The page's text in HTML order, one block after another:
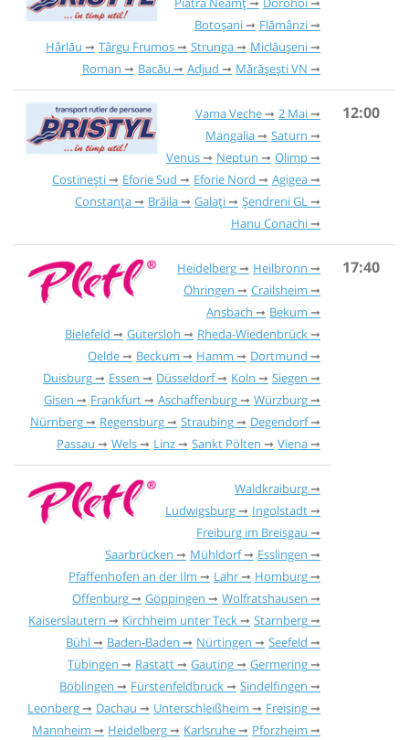
Botoșani
Flămânzi
Hârlău
Târgu Frumos Strunga
Miclăușeni
Roman
Bacău Adjud Mărășești VN
Vama Veche
2 Mai
Mangalia
Saturn
Venus
Neptun
Olimp
Costinești
Eforie Sud Eforie Nord
Agigea
Constanța
Brăila Galați
Șendreni GL
Hanu Conachi
12:00
Heidelberg
Heilbronn
Öhringen
Crailsheim
Ansbach
Bekum
Bielefeld
Gütersloh
Rheda-Wiedenbrück
Oelde
Beckum Hamm
Dortmund
Duisburg
Essen Düsseldorf Koln
Siegen
Gisen
Frankfurt Aschaffenburg
Würzburg
Nürnberg
Regensburg Straubing
Degendorf
Passau
Wels Linz Sankt Pölten Viena
17:40
Waldkraiburg
Ludwigsburg
Ingolstadt
Freiburg im Breisgau
Saarbrücken
Mühldorf
Esslingen
Pfaffenhofen an der Ilm
Lahr
Homburg
Offenburg
Göppingen
Wolfratshausen
Kaiserslautern
Kirchheim unter Teck
Starnberg
Bühl
Baden-Baden Nürtingen
Seefeld
Tübingen
Rastatt Gauting
Germering
Böblingen
Fürstenfeldbruck
Sindelfingen
Leonberg
Dachau Unterschleißheim
Freising
Mannheim
Heidelberg Karlsruhe
Pforzheim